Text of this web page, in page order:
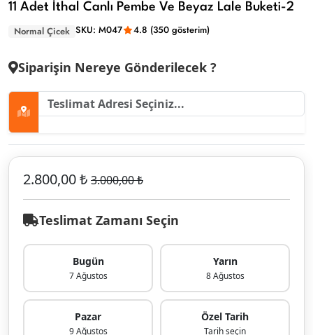
11 Adet İthal Canlı Pembe Ve Beyaz Lale Buketi-2
Normal Çicek SKU: M047 4.8 (350 gösterim)
Siparişin Nereye Gönderilecek ?
2.800,00 ₺ 3.000,00 ₺
Teslimat Zamanı Seçin
Bugün
7 Ağustos
Yarın
8 Ağustos
Pazar
9 Ağustos
Özel Tarih
Tarih seçin